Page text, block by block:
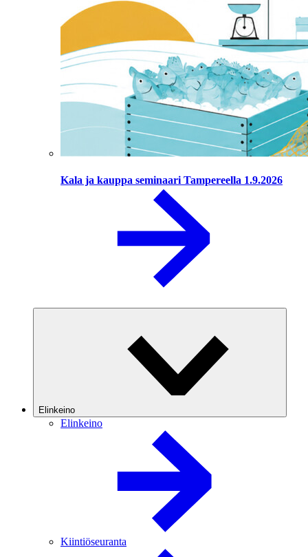
Kala ja kauppa seminaari Tampereella 1.9.2026
Elinkeino
Elinkeino
Kiintiöseuranta